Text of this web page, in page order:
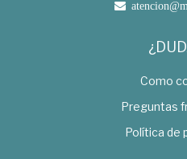
Como
Preguntas
Política de